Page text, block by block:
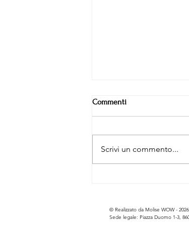
Commenti
Scrivi un commento...
© Realizzato da Molise WOW -
Sede legale: Piazza Duomo 1-3,